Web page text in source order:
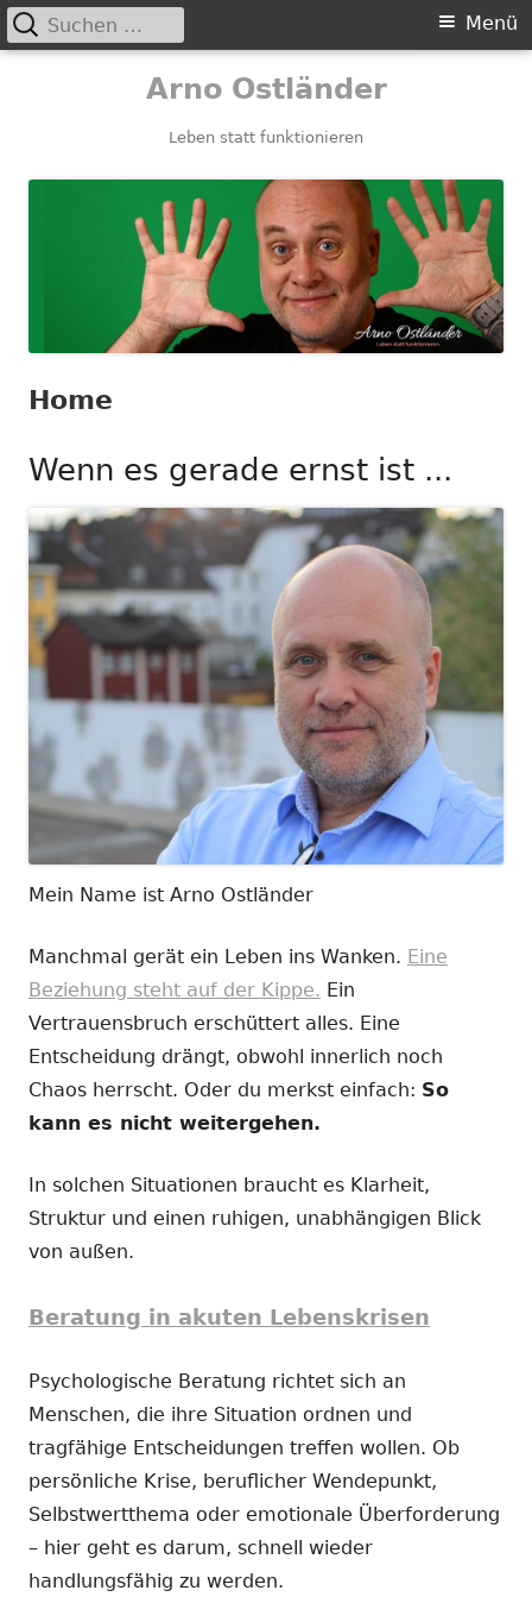
Arno Ostländer
Leben statt funktionieren
Primäres
Menü
Suchen
nach:
Home
Wenn es gerade ernst ist ...
Mein Name ist Arno Ostländer
Manchmal gerät ein Leben ins Wanken. Eine
Beziehung steht auf der Kippe. Ein
Vertrauensbruch erschüttert alles. Eine
Entscheidung drängt, obwohl innerlich noch
Chaos herrscht. Oder du merkst einfach: So
kann es nicht weitergehen.
In solchen Situationen braucht es Klarheit,
Struktur und einen ruhigen, unabhängigen Blick
von außen.
Beratung in akuten Lebenskrisen
Psychologische Beratung richtet sich an
Menschen, die ihre Situation ordnen und
tragfähige Entscheidungen treffen wollen. Ob
persönliche Krise, beruflicher Wendepunkt,
Selbstwertthema oder emotionale Überforderung
– hier geht es darum, schnell wieder
handlungsfähig zu werden.